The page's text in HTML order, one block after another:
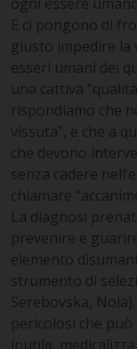
E ci pongono di
giusto impedire la
esseri umani dei
una cattiva
rispondiamo che
vissuta”, e che a
che devono
senza cadere
chiamare
La diagnosi
prevenire e
elemento
strumento di
Serebovska,
pericolosi che può
inutile,